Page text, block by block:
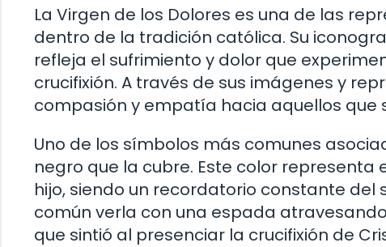
La Virgen de los Dolores es una de las
dentro de la tradición católica. Su
refleja el sufrimiento y dolor que
crucifixión. A través de sus imágenes y
compasión y empatía hacia aquellos que
Uno de los símbolos más comunes
negro que la cubre. Este color
hijo, siendo un recordatorio constante del
común verla con una espada
que sintió al presenciar la crucifixión de